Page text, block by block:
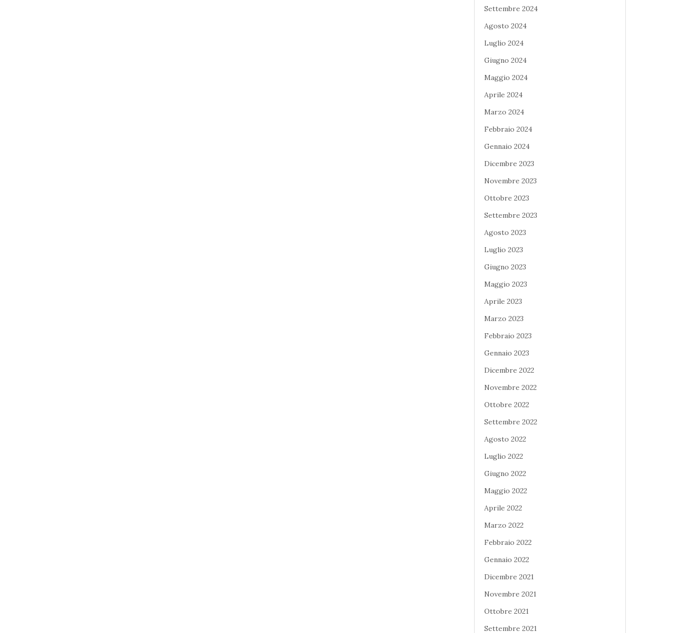
Settembre 2024
Agosto 2024
Luglio 2024
Giugno 2024
Maggio 2024
Aprile 2024
Marzo 2024
Febbraio 2024
Gennaio 2024
Dicembre 2023
Novembre 2023
Ottobre 2023
Settembre 2023
Agosto 2023
Luglio 2023
Giugno 2023
Maggio 2023
Aprile 2023
Marzo 2023
Febbraio 2023
Gennaio 2023
Dicembre 2022
Novembre 2022
Ottobre 2022
Settembre 2022
Agosto 2022
Luglio 2022
Giugno 2022
Maggio 2022
Aprile 2022
Marzo 2022
Febbraio 2022
Gennaio 2022
Dicembre 2021
Novembre 2021
Ottobre 2021
Settembre 2021